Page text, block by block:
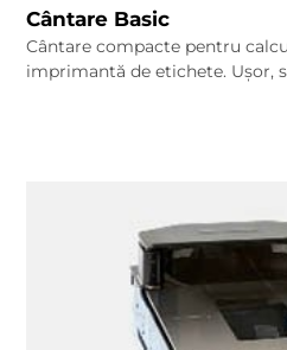
Cântare Basic
Cântare compacte pentru
imprimantă de etichete. Ușor,